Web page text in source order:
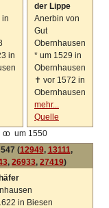
in
in
der Lippe
Anerbin von
Gut
Obernhausen
* um 1529 in
Obernhausen
✝ vor 1572 in
Obernhausen
mehr...
Quelle
oo um 1550
(12949, 13111,
, 26933, 27419)
in Biesen